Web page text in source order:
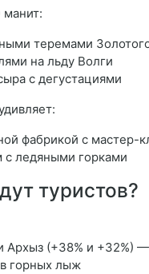
манит:
теремами
на льду Волги
с дегустациями
фабрикой с мастер-
ледяными горками
туристов?
(+38% и +32%)
горных лыж